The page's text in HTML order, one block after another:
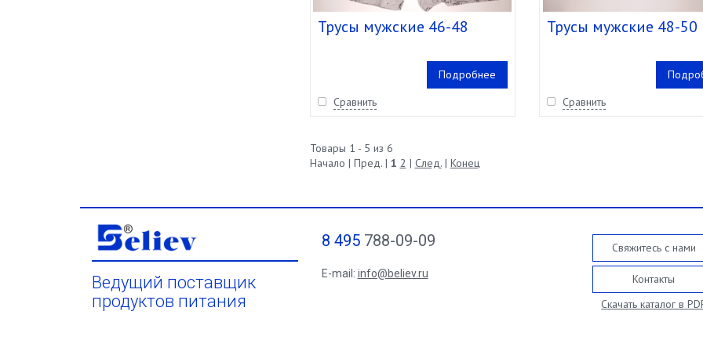
Трусы мужские 46-48
Подробнее
Сравнить
Трусы мужские 48-50
Сравнить
Товары 1 - 5 из 6
Начало | Пред. | 1 2 | След.| Конец
Ведущий поставщик
продуктов питания
8 495788-09-09
E-mail: info@believ.ru
Свяжитесь с нами
Контакты
Скачать каталог в